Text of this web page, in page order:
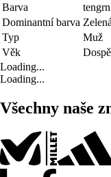
Barva
tengrn
Dominantní barva Zelená
Typ
Muž
Věk
Loading...
Loading...
Všechny naše